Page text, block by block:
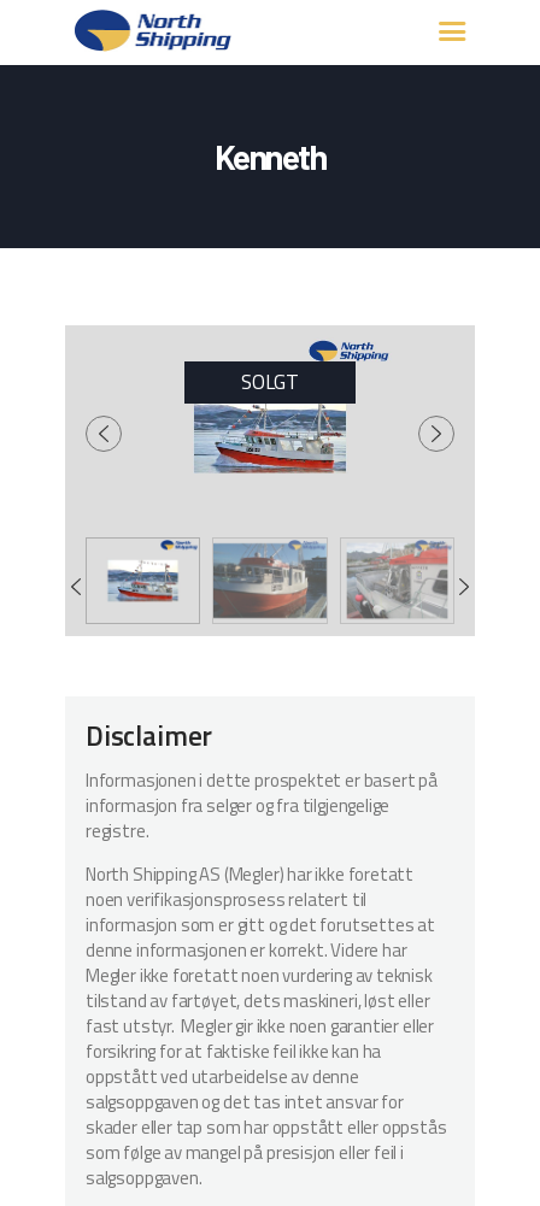
Kenneth
KONTAKT OSS
SOLGT
Disclaimer
Informasjonen i dette prospektet er basert på
informasjon fra selger og fra tilgjengelige
registre.
North Shipping AS (Megler) har ikke foretatt
noen verifikasjonsprosess relatert til
informasjon som er gitt og det forutsettes at
denne informasjonen er korrekt. Videre har
Megler ikke foretatt noen vurdering av teknisk
tilstand av fartøyet, dets maskineri, løst eller
fast utstyr. Megler gir ikke noen garantier eller
forsikring for at faktiske feil ikke kan ha
oppstått ved utarbeidelse av denne
salgsoppgaven og det tas intet ansvar for
skader eller tap som har oppstått eller oppstås
som følge av mangel på presisjon eller feil i
salgsoppgaven.